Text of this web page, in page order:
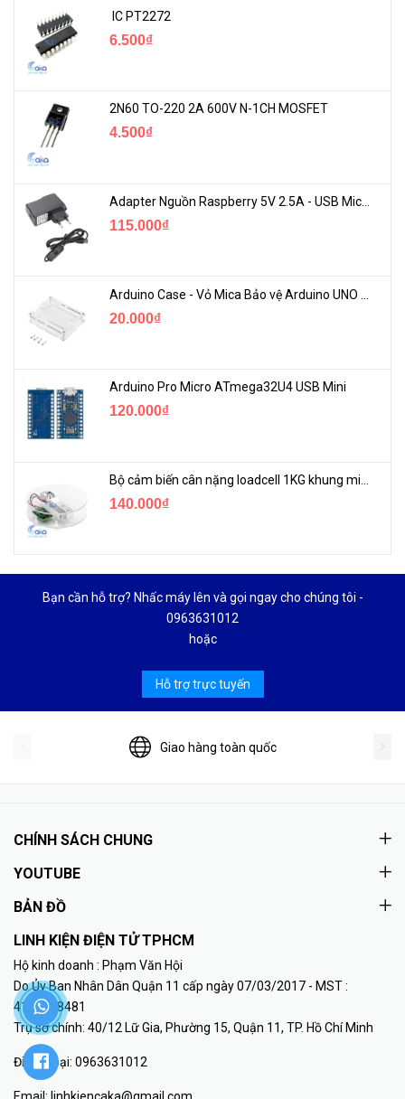
IC PT2272
6.500₫
2N60 TO-220 2A 600V N-1CH MOSFET
4.500₫
115.000₫
20.000₫
Arduino Pro Micro ATmega32U4 USB Mini
120.000₫
140.000₫
Bạn cần hỗ trợ? Nhấc máy lên và gọi ngay cho chúng tôi -
0963631012
hoặc
Hỗ trợ trực tuyến
Giao hàng toàn quốc
CHÍNH SÁCH CHUNG
YOUTUBE
BẢN ĐỒ
LINH KIỆN ĐIỆN TỬ TPHCM
Hộ kinh doanh : Phạm Văn Hội
Do Ủy Ban Nhân Dân Quận 11 cấp ngày 07/03/2017 - MST :
41K8018481
Trụ sở chính: 40/12 Lữ Gia, Phường 15, Quận 11, TP. Hồ Chí Minh
Điện thoại: 0963631012